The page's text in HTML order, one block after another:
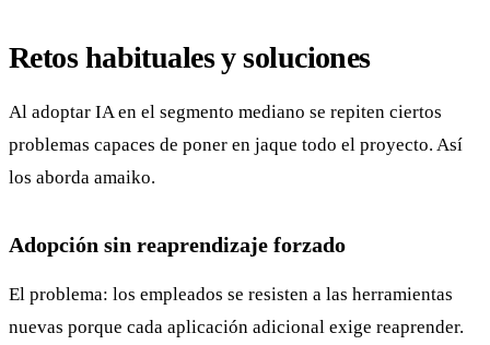
Retos habituales y soluciones
Al adoptar IA en el segmento mediano se repiten ciertos
problemas capaces de poner en jaque todo el proyecto. Así
los aborda amaiko.
Adopción sin reaprendizaje forzado
El problema: los empleados se resisten a las herramientas
nuevas porque cada aplicación adicional exige reaprender.